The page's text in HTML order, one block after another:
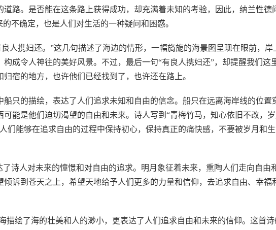
路。是否能在这条路上获得成功，却充满着未知的考验，因此，纳兰性德
不确定，也是人们对生活的一种疑问和困惑。
人携妇还。”这几句描述了海边的情形，一幅旖旎的海景图呈现在眼前，岸
成令人神往的美好风景。不过，最后一句“有良人携妇还”，却提醒我们这
宿的地方，也许他们已经找到了，也许还在路上。
只的描绘，表达了人们追求未知和自由的信念。船只在远离海岸线的位置
能是他们迫切渴望的自由和未来。诗人写到“青梅竹马，知心依旧不改，岁
们能够在追求自由的过程中保持初心，保持真正的痛快感，不要被岁月和
诗人对未来的憧憬和对自由的追求。明月象征着未来，熏陶人们走向自由
诉到苍天之上，希望天地给予人们更多的力量和信仰，去追求自由、幸福
描绘了海的壮美和人的渺小，更表达了人们追求自由和未来的信仰。这首诗